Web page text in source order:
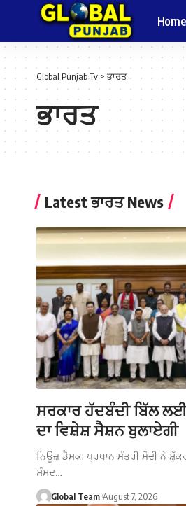
Home
Global Punjab Tv> ਭਾਰਤ
ਭਾਰਤ
Latest ਭਾਰਤ News
ਸਰਕਾਰ ਹੱਦਬੰਦੀ ਬਿੱਲ
ਦਾ ਵਿਸ਼ੇਸ਼ ਸੈਸ਼ਨ ਬੁਲਾਏਗੀ
ਨਿਊਜ਼ ਡੈਸਕ: ਪ੍ਰਧਾਨ ਮੰਤਰੀ ਮੋਦੀ ਨੇ
ਸੰਸਦ…
Global Team August 7, 2026